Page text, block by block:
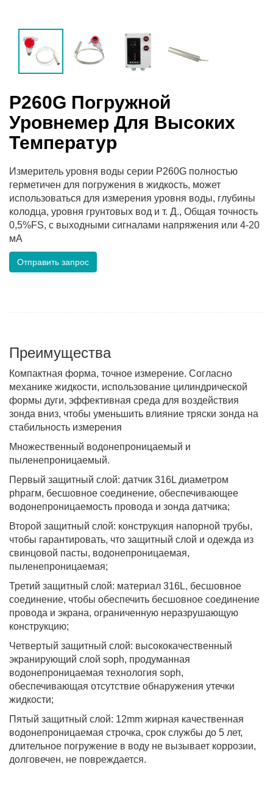
P260G Погружной
Уровнемер Для Высоких
Температур
Измеритель уровня воды серии P260G полностью
герметичен для погружения в жидкость, может
использоваться для измерения уровня воды, глубины
колодца, уровня грунтовых вод и т. Д., Общая точность
0,5%FS, с выходными сигналами напряжения или 4-20
мА
Отправить запрос
Преимущества
Компактная форма, точное измерение. Согласно
механике жидкости, использование цилиндрической
формы дуги, эффективная среда для воздействия
зонда вниз, чтобы уменьшить влияние тряски зонда на
стабильность измерения
Множественный водонепроницаемый и
пыленепроницаемый.
Первый защитный слой: датчик 316L диаметром
phрагм, бесшовное соединение, обеспечивающее
водонепроницаемость провода и зонда датчика;
Второй защитный слой: конструкция напорной трубы,
чтобы гарантировать, что защитный слой и одежда из
свинцовой пасты, водонепроницаемая,
пыленепроницаемая;
Третий защитный слой: материал 316L, бесшовное
соединение, чтобы обеспечить бесшовное соединение
провода и экрана, ограниченную неразрушающую
конструкцию;
Четвертый защитный слой: высококачественный
экранирующий слой soph, продуманная
водонепроницаемая технология soph,
обеспечивающая отсутствие обнаружения утечки
жидкости;
Пятый защитный слой: 12mm жирная качественная
водонепроницаемая строчка, срок службы до 5 лет,
длительное погружение в воду не вызывает коррозии,
долговечен, не повреждается.